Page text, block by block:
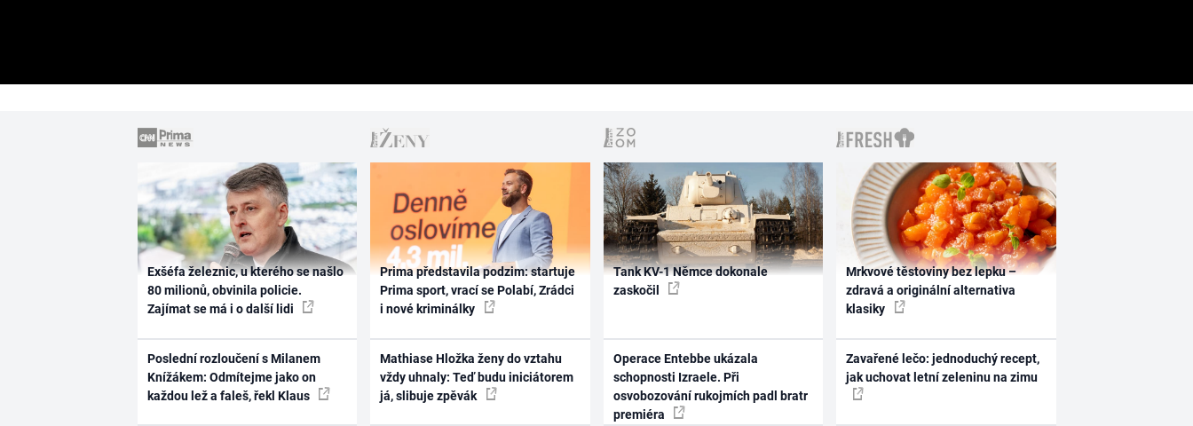
Exšéfa železnic, u kterého se našlo
80 milionů, obvinila policie.
Zajímat se má i o další lidi
Poslední rozloučení s Milanem
Knížákem: Odmítejme jako on
každou lež a faleš, řekl Klaus
Prima představila podzim: startuje
Prima sport, vrací se Polabí, Zrádci
i nové kriminálky
Mathiase Hložka ženy do vztahu
vždy uhnaly: Teď budu iniciátorem
já, slibuje zpěvák
Tank KV-1 Němce dokonale
zaskočil
Operace Entebbe ukázala
schopnosti Izraele. Při
osvobozování rukojmích padl bratr
premiéra
Mrkvové těstoviny bez lepku –
zdravá a originální alternativa
klasiky
Zavařené lečo: jednoduchý recept,
jak uchovat letní zeleninu na zimu